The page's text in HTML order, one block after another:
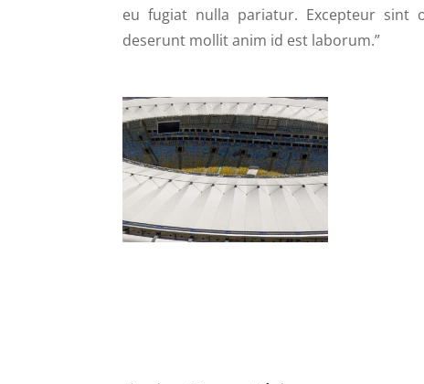
eu fugiat nulla pariatur. Excepteur sint
deserunt mollit anim id est laborum.”